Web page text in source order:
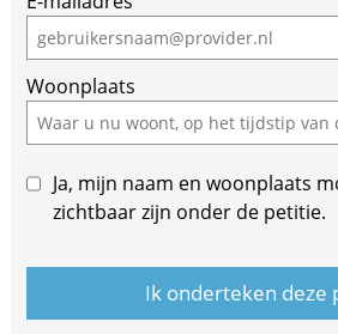
Woonplaats
Ja, mijn naam en woonplaats
zichtbaar zijn onder de petitie.